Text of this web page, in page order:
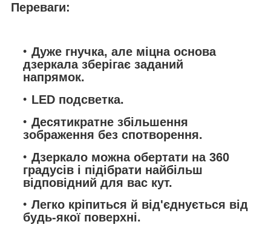
Переваги:
Дуже гнучка, але міцна основа
дзеркала зберігає заданий
напрямок.
LED подсветка.
Десятикратне збільшення
зображення без спотворення.
Дзеркало можна обертати на 360
градусів і підібрати найбільш
відповідний для вас кут.
Легко кріпиться й від'єднується від
будь-якої поверхні.